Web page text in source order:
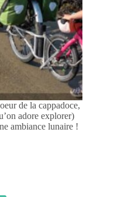
de la cappadoce,
adore explorer)
ambiance lunaire !